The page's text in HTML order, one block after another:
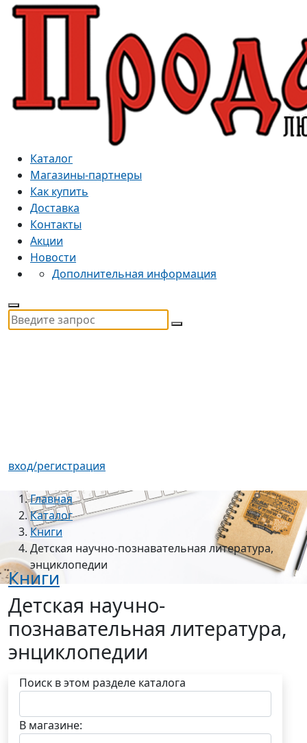
Каталог
Магазины-партнеры
Как купить
Доставка
Контакты
Акции
Новости
Дополнительная информация
вход/регистрация
Главная
Каталог
Книги
Детская научно-познавательная литература,
энциклопедии
Книги
Детская научно-
познавательная литература,
энциклопедии
Поиск в этом разделе каталога
В магазине: